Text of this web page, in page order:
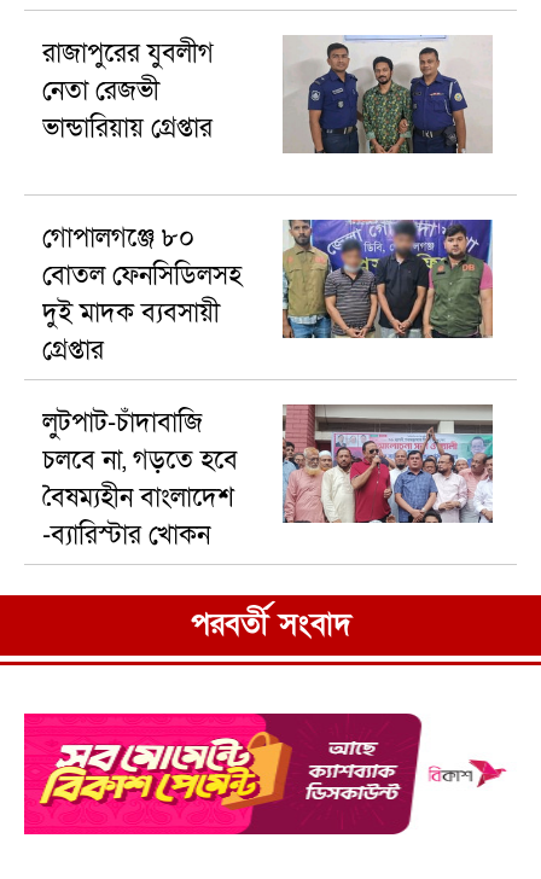
রাজাপুরের যুবলীগ
নেতা রেজভী
ভান্ডারিয়ায় গ্রেপ্তার
গোপালগঞ্জে ৮০
বোতল ফেনসিডিলসহ
দুই মাদক ব্যবসায়ী
গ্রেপ্তার
লুটপাট-চাঁদাবাজি
চলবে না, গড়তে হবে
বৈষম্যহীন বাংলাদেশ
-ব্যারিস্টার খোকন
পরবর্তী সংবাদ